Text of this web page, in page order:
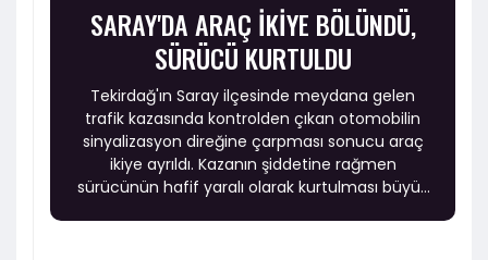
SARAY'DA ARAÇ İKİYE BÖLÜNDÜ,
SÜRÜCÜ KURTULDU
Tekirdağ'ın Saray ilçesinde meydana gelen
trafik kazasında kontrolden çıkan otomobilin
sinyalizasyon direğine çarpması sonucu araç
ikiye ayrıldı. Kazanın şiddetine rağmen
sürücünün hafif yaralı olarak kurtulması büyük